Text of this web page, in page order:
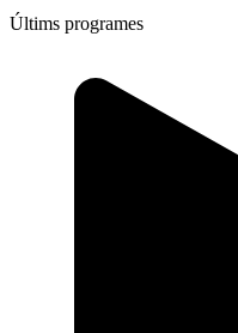
Últims programes